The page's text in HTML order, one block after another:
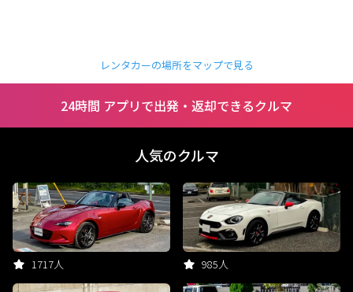
レンタカーの場所をマップで見る
24時間 アプリで出発・返却できるクルマ
人気のクルマ
1717人 985人